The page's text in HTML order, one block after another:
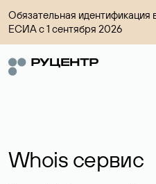
Обязательная идентификация
ЕСИА с 1 сентября 2026
Whois сервис